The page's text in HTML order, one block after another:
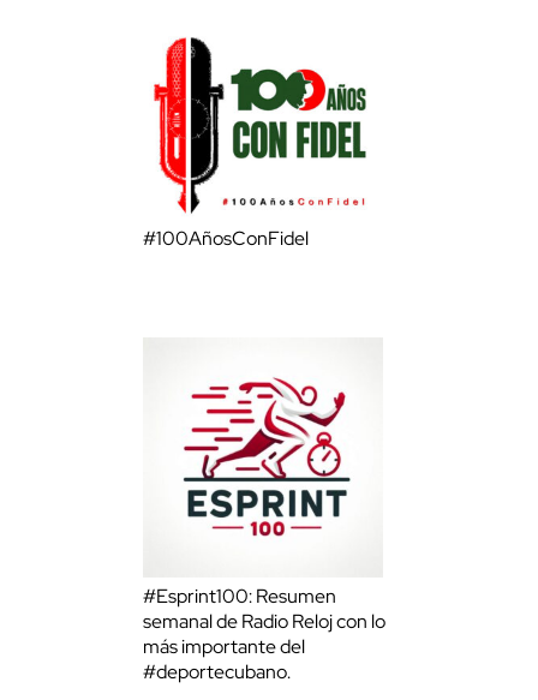
#100AñosConFidel
#Esprint100: Resumen
semanal de Radio Reloj con lo
más importante del
#deportecubano.